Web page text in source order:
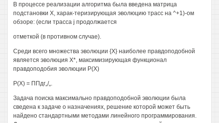
В процессе реализации алгоритма была введена матрица
подстановки X, харак-теризирующая эволюцию трасс на ^+1)-ом
обзоре: (если трасса j продолжается
отметкой (в противном случае).
Среди всего множества эволюции {X} наиболее правдоподобной
является эволюция X*, максимизирующая функционал
правдоподобия эволюции Р(Х)
Р(Х) = ППдг„/„.
Задача поиска максимально правдоподобной эволюции была
сведена к задаче о назначениях, решение которой может быть
найдено стандартными методами линейного программирования.